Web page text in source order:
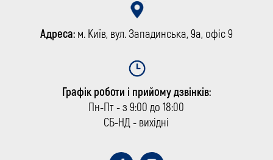
Адреса:м. Київ, вул. Западинська, 9а, офіс 9
Графік роботи і прийому дзвінків:
Пн-Пт - з 9:00 до 18:00
СБ-НД - вихідні